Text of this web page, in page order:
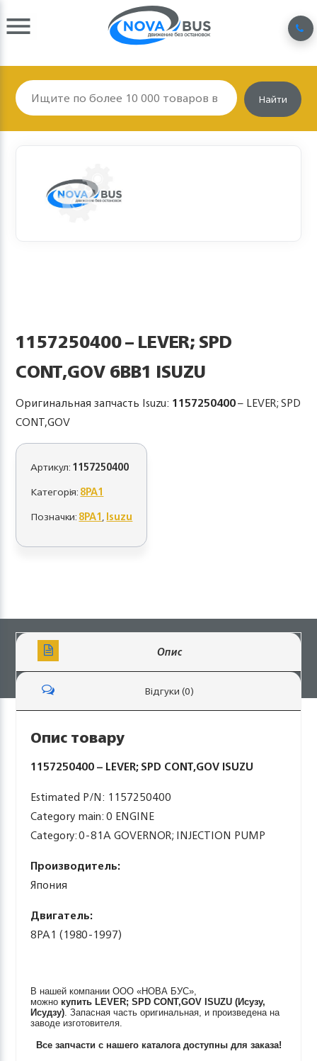
Найти
1157250400 – LEVER; SPD
CONT,GOV 6BB1 ISUZU
Оригинальная запчасть Isuzu: 1157250400– LEVER; SPD
CONT,GOV
Артикул:1157250400
Категорія:8PA1
Позначки:8PA1,Isuzu
Опис
Відгуки (0)
Опис товару
1157250400 – LEVER; SPD CONT,GOV ISUZU
Estimated P/N: 1157250400
Category main: 0 ENGINE
Category: 0-81A GOVERNOR; INJECTION PUMP
Производитель:
Япония
Двигатель:
8PA1 (1980-1997)
В нашей компании ООО «НОВА БУС»,
можно купить LEVER; SPD CONT,GOV ISUZU (Исузу,
Исудзу). Запасная часть оригинальная, и произведена на
заводе изготовителя.
Все запчасти с нашего каталога доступны для заказа!